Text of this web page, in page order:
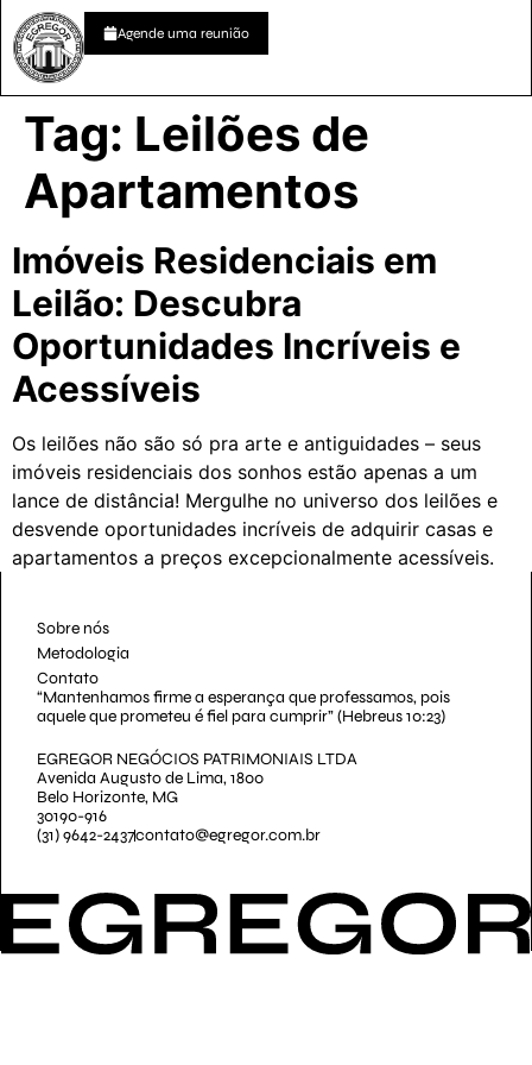
Agende uma reunião
Tag: Leilões de
Apartamentos
Imóveis Residenciais em
Leilão: Descubra
Oportunidades Incríveis e
Acessíveis
Os leilões não são só pra arte e antiguidades – seus
imóveis residenciais dos sonhos estão apenas a um
lance de distância! Mergulhe no universo dos leilões e
desvende oportunidades incríveis de adquirir casas e
apartamentos a preços excepcionalmente acessíveis.
EGREGOR NEGÓCIOS PATRIMONIAIS LTDA
Avenida Augusto de Lima, 1800
Belo Horizonte, MG
30190-916
(31) 9642-2437contato@egregor.com.br
Sobre nós
Metodologia
Contato
“Mantenhamos firme a esperança que professamos, pois
aquele que prometeu é fiel para cumprir” (Hebreus 10:23)